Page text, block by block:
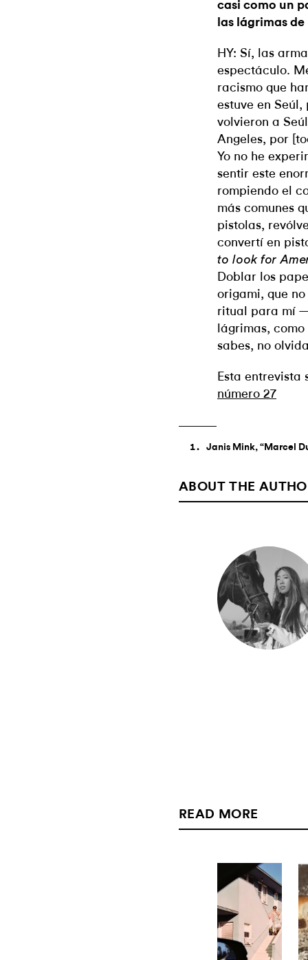
casi como un
las lágrimas
HY: Sí, las
espectáculo.
racismo que
estuve en
volvieron a
Angeles, por
Yo no he
sentir este
rompiendo el
más comunes
pistolas,
convertí en
to look for
Doblar los
origami, que
ritual para mí
lágrimas,
sabes, no
Esta
número 27
Janis Mink, “Marcel
ABOUT THE
READ MORE